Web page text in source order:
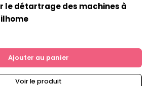
le détartrage des machines à
Ajouter au panier
Voir le produit